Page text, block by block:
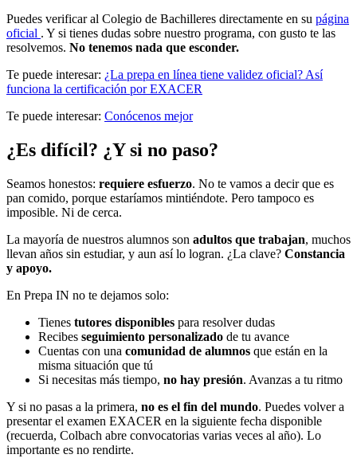
Puedes verificar al Colegio de Bachilleres directamente en su página
oficial . Y si tienes dudas sobre nuestro programa, con gusto te las
resolvemos. No tenemos nada que esconder.
Te puede interesar: ¿La prepa en línea tiene validez oficial? Así
funciona la certificación por EXACER
Te puede interesar: Conócenos mejor
¿Es difícil? ¿Y si no paso?
Seamos honestos: requiere esfuerzo. No te vamos a decir que es
pan comido, porque estaríamos mintiéndote. Pero tampoco es
imposible. Ni de cerca.
La mayoría de nuestros alumnos son adultos que trabajan, muchos
llevan años sin estudiar, y aun así lo logran. ¿La clave? Constancia
y apoyo.
En Prepa IN no te dejamos solo:
Tienes tutores disponibles para resolver dudas
Recibes seguimiento personalizado de tu avance
Cuentas con una comunidad de alumnos que están en la
misma situación que tú
Si necesitas más tiempo, no hay presión. Avanzas a tu ritmo
Y si no pasas a la primera, no es el fin del mundo. Puedes volver a
presentar el examen EXACER en la siguiente fecha disponible
(recuerda, Colbach abre convocatorias varias veces al año). Lo
importante es no rendirte.